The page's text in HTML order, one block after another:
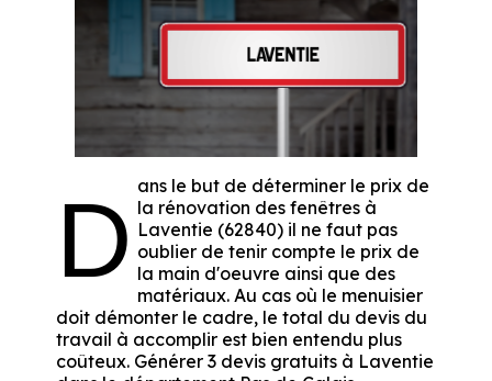
D ans le but de déterminer le prix de
la rénovation des fenêtres à
Laventie (62840) il ne faut pas
oublier de tenir compte le prix de
la main d'oeuvre ainsi que des
matériaux. Au cas où le menuisier
doit démonter le cadre, le total du devis du
travail à accomplir est bien entendu plus
coûteux. Générer 3 devis gratuits à Laventie